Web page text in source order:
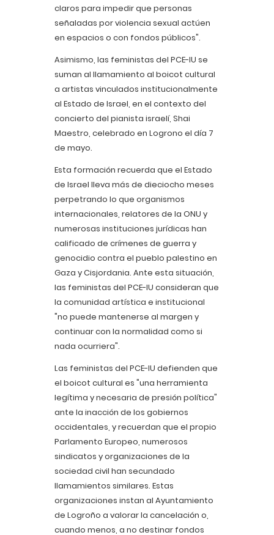
claros para impedir que personas
señaladas por violencia sexual actúen
en espacios o con fondos públicos".
Asimismo, las feministas del PCE-IU se
suman al llamamiento al boicot cultural
a artistas vinculados institucionalmente
al Estado de Israel, en el contexto del
concierto del pianista israelí, Shai
Maestro, celebrado en Logrono el día 7
de mayo.
Esta formación recuerda que el Estado
de Israel lleva más de dieciocho meses
perpetrando lo que organismos
internacionales, relatores de la ONU y
numerosas instituciones jurídicas han
calificado de crímenes de guerra y
genocidio contra el pueblo palestino en
Gaza y Cisjordania. Ante esta situación,
las feministas del PCE-IU consideran que
la comunidad artística e institucional
"no puede mantenerse al margen y
continuar con la normalidad como si
nada ocurriera".
Las feministas del PCE-IU defienden que
el boicot cultural es "una herramienta
legítima y necesaria de presión política"
ante la inacción de los gobiernos
occidentales, y recuerdan que el propio
Parlamento Europeo, numerosos
sindicatos y organizaciones de la
sociedad civil han secundado
llamamientos similares. Estas
organizaciones instan al Ayuntamiento
de Logroño a valorar la cancelación o,
cuando menos, a no destinar fondos